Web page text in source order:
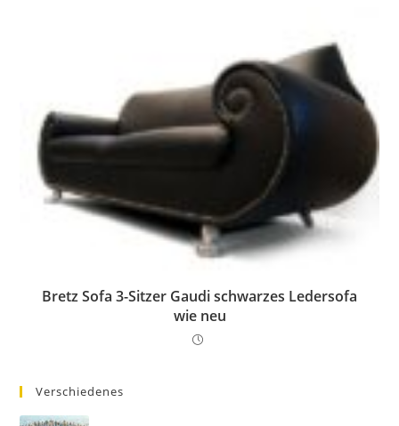
Bretz Sofa 3-Sitzer Gaudi schwarzes Ledersofa
wie neu
Verschiedenes